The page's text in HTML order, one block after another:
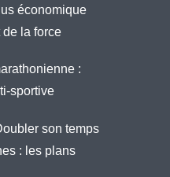
économique
de la force
:
sportive
son temps
: les plans